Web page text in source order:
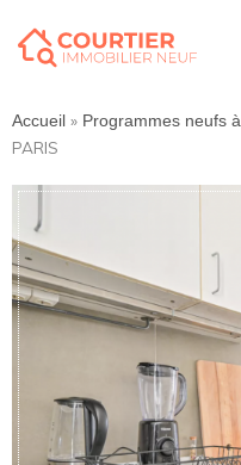
Accueil » Programmes neufs
PARIS